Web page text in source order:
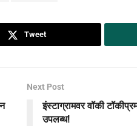
Tweet
Next Post
इंस्टाग्रामवर वॉकी
उपलब्ध!